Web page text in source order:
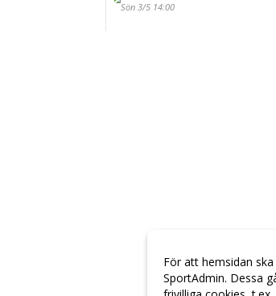
Sön 3/5 14:00
För att hemsidan
SportAdmin. Dessa